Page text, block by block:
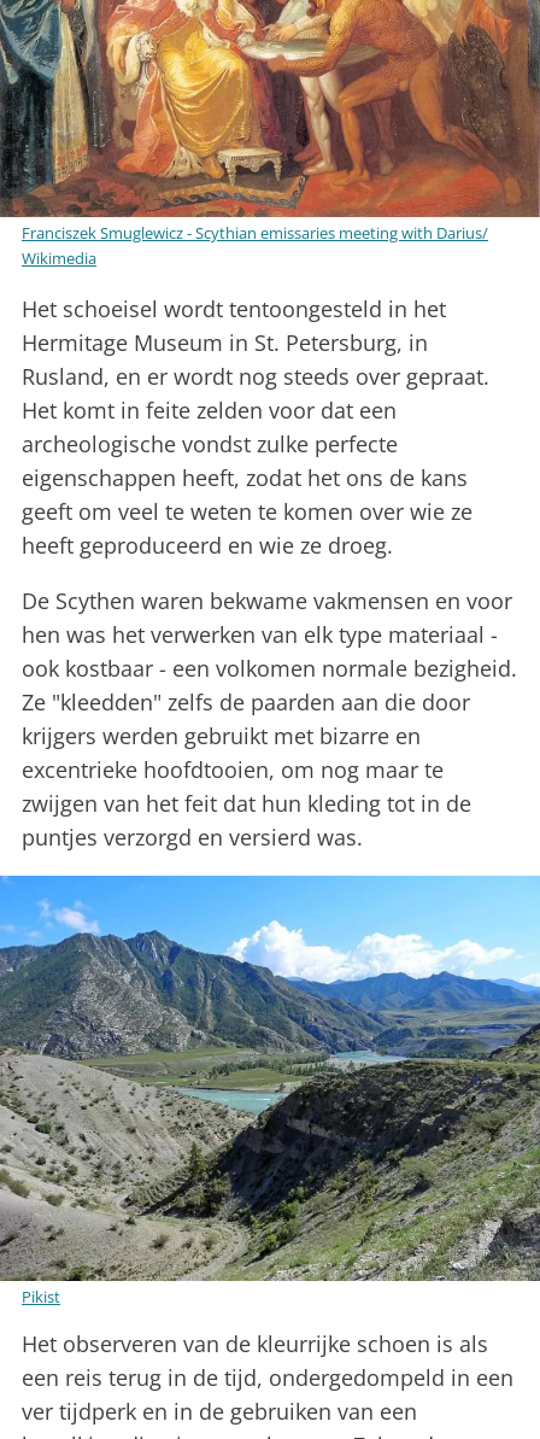
Franciszek Smuglewicz - Scythian emissaries meeting with Darius/
Wikimedia
Het schoeisel wordt tentoongesteld in het
Hermitage Museum in St. Petersburg, in
Rusland, en er wordt nog steeds over gepraat.
Het komt in feite zelden voor dat een
archeologische vondst zulke perfecte
eigenschappen heeft, zodat het ons de kans
geeft om veel te weten te komen over wie ze
heeft geproduceerd en wie ze droeg.
De Scythen waren bekwame vakmensen en voor
hen was het verwerken van elk type materiaal -
ook kostbaar - een volkomen normale bezigheid.
Ze "kleedden" zelfs de paarden aan die door
krijgers werden gebruikt met bizarre en
excentrieke hoofdtooien, om nog maar te
zwijgen van het feit dat hun kleding tot in de
puntjes verzorgd en versierd was.
Pikist
Het observeren van de kleurrijke schoen is als
een reis terug in de tijd, ondergedompeld in een
ver tijdperk en in de gebruiken van een